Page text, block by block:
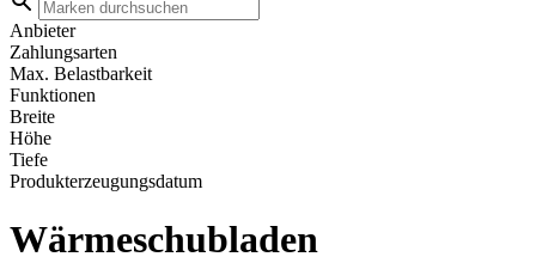
Anbieter
Zahlungsarten
Max. Belastbarkeit
Funktionen
Breite
Höhe
Tiefe
Produkterzeugungsdatum
Wärmeschubladen